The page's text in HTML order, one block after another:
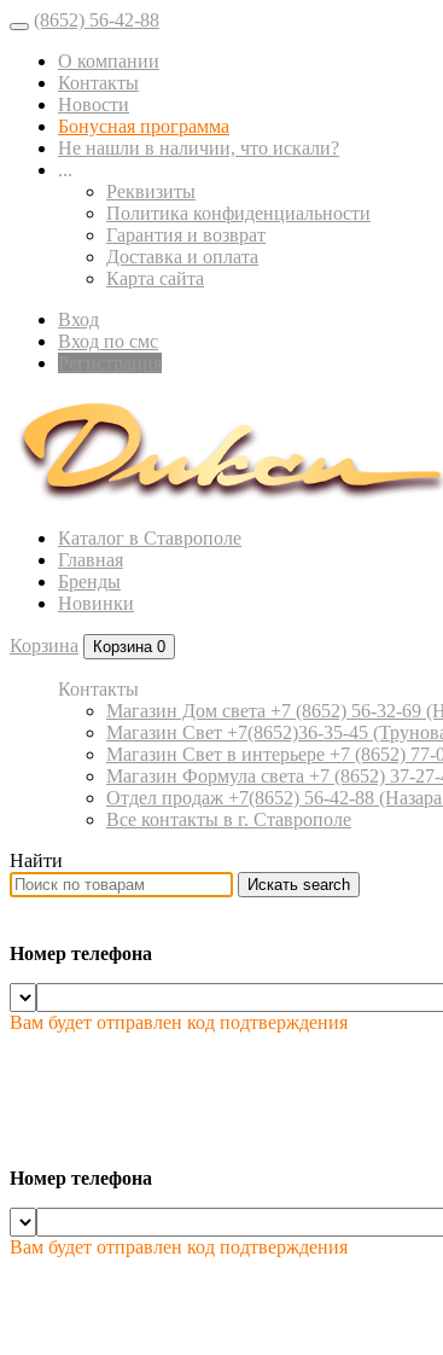
(8652) 56-42-88
О компании
Контакты
Новости
Бонусная программа
Не нашли в наличии, что искали?
...
Реквизиты
Политика конфиденциальности
Гарантия и возврат
Доставка и оплата
Карта сайта
Вход
Вход по смс
Каталог в Ставрополе
Главная
Бренды
Новинки
Корзина Корзина 0
Контакты
Магазин Дом света +7 (8652) 56-32-69
Магазин Свет +7(8652)36-35-45
Магазин Свет в интерьере +7 (8652) 77-
Магазин Формула света +7 (8652) 37-
Отдел продаж +7(8652) 56-42-88
Все контакты в г. Ставрополе
Найти
Искать search
Номер телефона
Вам будет отправлен код подтверждения
Номер телефона
Вам будет отправлен код подтверждения